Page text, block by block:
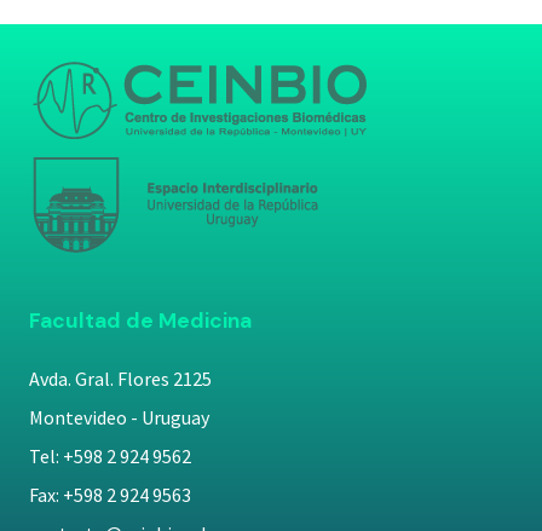
Facultad de Medicina
Avda. Gral. Flores 2125
Montevideo - Uruguay
Tel: +598 2 924 9562
Fax: +598 2 924 9563